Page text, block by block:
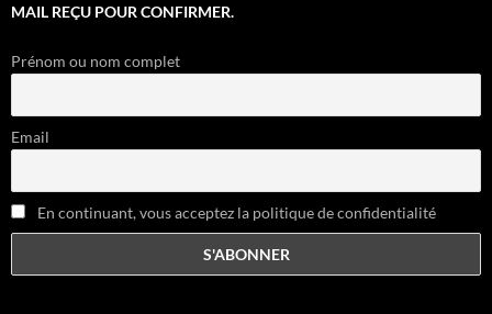
MAIL REÇU POUR CONFIRMER.
Prénom ou nom complet
Email
En continuant, vous acceptez la politique de confidentialité